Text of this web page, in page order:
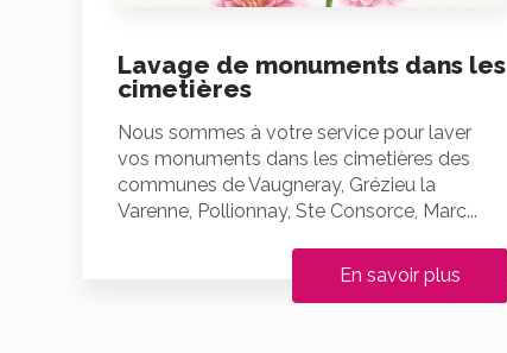
Lavage de monuments dans les
cimetières
Nous sommes à votre service pour laver
vos monuments dans les cimetières des
communes de Vaugneray, Grézieu la
Varenne, Pollionnay, Ste Consorce, Marc...
En savoir plus